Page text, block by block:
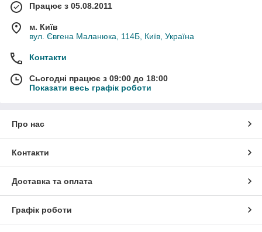
Працює з 05.08.2011
м. Київ
вул. Євгена Маланюка, 114Б, Київ, Україна
Контакти
Сьогодні працює з 09:00 до 18:00
Показати весь графік роботи
Про нас
Контакти
Доставка та оплата
Графік роботи